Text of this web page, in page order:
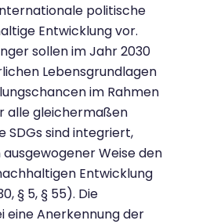
politische
Entwicklung vor.
sollen im Jahr 2030
Lebensgrundlagen
im Rahmen
alle gleichermaßen
SDGs sind integriert,
Weise den
Entwicklung
§ 5, § 55). Die
eine Anerkennung der